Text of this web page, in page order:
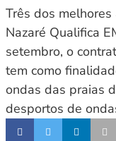
Três dos
Nazaré Qualifica
setembro, o
tem como
ondas das praias
desportos de